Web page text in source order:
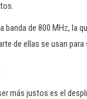
banda de 800 MHz, la
de ellas se usan
más justos es el